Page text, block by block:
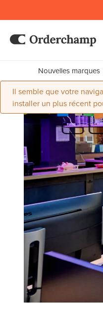
Nouvelles marques
Il semble que votre
installer un plus récent